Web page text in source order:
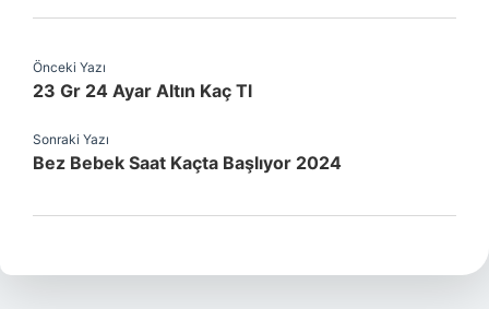
Önceki Yazı
23 Gr 24 Ayar Altın Kaç Tl
Sonraki Yazı
Bez Bebek Saat Kaçta Başlıyor 2024